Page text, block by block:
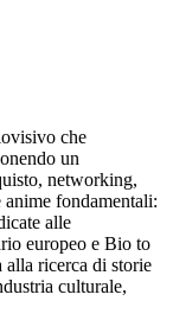
che
un
networking,
fondamentali:
alle
europeo e Bio to
ricerca di storie
culturale,